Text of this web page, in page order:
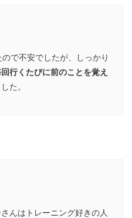
で不安でしたが、しっかり
行くたびに前のことを覚え
た。
んはトレーニング好きの人